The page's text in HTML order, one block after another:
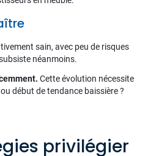
sain, avec peu de risques
néanmoins.
Cette évolution nécessite
début de tendance baissière ?
privilégier